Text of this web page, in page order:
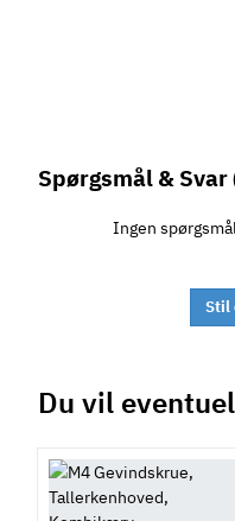
Spørgsmål & Svar
Ingen
Stil
Du vil